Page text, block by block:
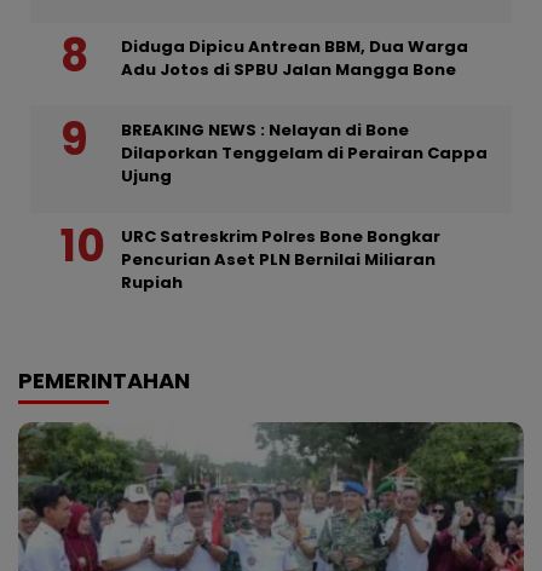
Diduga Dipicu Antrean BBM, Dua Warga
Adu Jotos di SPBU Jalan Mangga Bone
BREAKING NEWS : Nelayan di Bone
Dilaporkan Tenggelam di Perairan Cappa
Ujung
URC Satreskrim Polres Bone Bongkar
Pencurian Aset PLN Bernilai Miliaran
Rupiah
PEMERINTAHAN